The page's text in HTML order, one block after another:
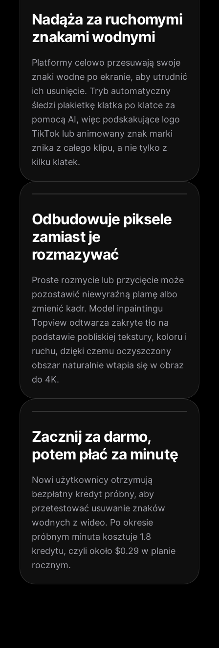
Nadąża za ruchomymi
znakami wodnymi
Platformy celowo przesuwają swoje
znaki wodne po ekranie, aby utrudnić
ich usunięcie. Tryb automatyczny
śledzi plakietkę klatka po klatce za
pomocą AI, więc podskakujące logo
TikTok lub animowany znak marki
znika z całego klipu, a nie tylko z
kilku klatek.
Odbudowuje piksele
zamiast je
rozmazywać
Proste rozmycie lub przycięcie może
pozostawić niewyraźną plamę albo
zmienić kadr. Model inpaintingu
Topview odtwarza zakryte tło na
podstawie pobliskiej tekstury, koloru i
ruchu, dzięki czemu oczyszczony
obszar naturalnie wtapia się w obraz
do 4K.
Zacznij za darmo,
potem płać za minutę
Nowi użytkownicy otrzymują
bezpłatny kredyt próbny, aby
przetestować usuwanie znaków
wodnych z wideo. Po okresie
próbnym minuta kosztuje 1.8
kredytu, czyli około $0.29 w planie
rocznym.